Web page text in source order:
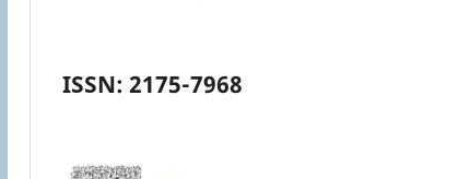
ISSN: 2175-7968